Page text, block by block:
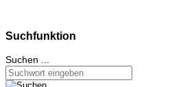
Suchfunktion
Suchen ...